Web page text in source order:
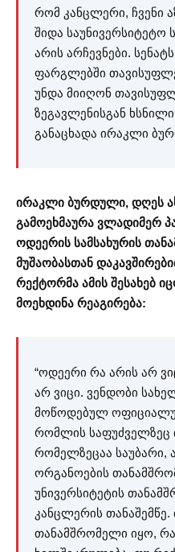
რომ კანცლერი, ჩვენი
შიდა საუნივერსიტეტო
არის არჩევნები.
ფარგლებში
უნდა მიიღონ
ზეგავლენისგან
განაცხადა ირაკლი
ირაკლი ბურდული, დღეს
გამოეხმაურა ვლადიმერ
ოდეერის სამსახურის
მუშაობასთან
რექტორმა ამის შესახებ
მოეხდინა რეაგირება:
“ოდეერი რა არის არ
არ ვიცი. ვენდობი
მოწოდებულ
რომლის საფუძველზეც
რომელზეცაა საუბარი,
ორგანოების
უნივერსიტეტის
კანცლერის
თანამშრომელი იყო,